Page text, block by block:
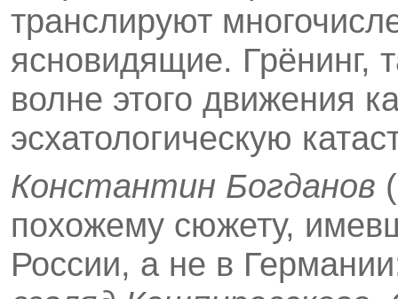
транслируют
ясновидящие. Грёнинг,
волне этого движения
эсхатологическую
Константин Богданов
похожему сюжету,
России, а не в